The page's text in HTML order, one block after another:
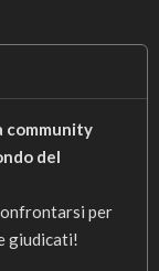
community
del
per
giudicati!